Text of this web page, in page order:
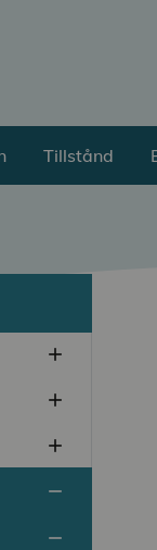
Tillstånd
addÖppna
addÖppna
addÖppna
remove
remove